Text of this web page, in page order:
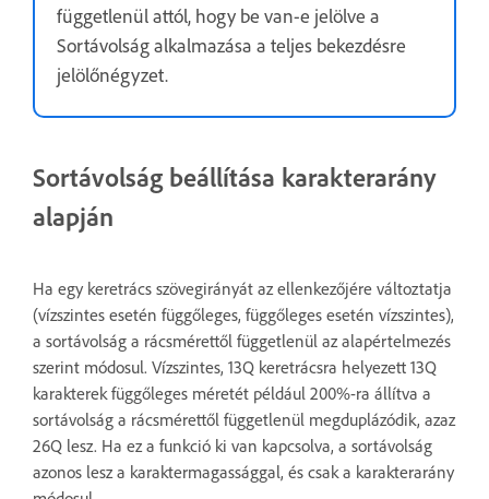
függetlenül attól, hogy be van-e jelölve a
Sortávolság alkalmazása a teljes bekezdésre
jelölőnégyzet.
Sortávolság beállítása karakterarány
alapján
Ha egy keretrács szövegirányát az ellenkezőjére változtatja
(vízszintes esetén függőleges, függőleges esetén vízszintes),
a sortávolság a rácsmérettől függetlenül az alapértelmezés
szerint módosul. Vízszintes, 13Q keretrácsra helyezett 13Q
karakterek függőleges méretét például 200%-ra állítva a
sortávolság a rácsmérettől függetlenül megduplázódik, azaz
26Q lesz. Ha ez a funkció ki van kapcsolva, a sortávolság
azonos lesz a karaktermagassággal, és csak a karakterarány